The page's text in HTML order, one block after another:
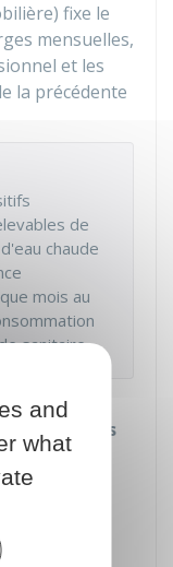
fixe le
mensuelles,
et les
la précédente
de
chaude
mois au
sanitaire.
au moins
demandées
and
what